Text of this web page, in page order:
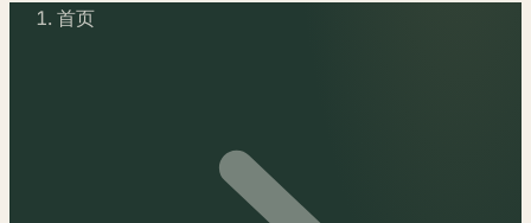
首页